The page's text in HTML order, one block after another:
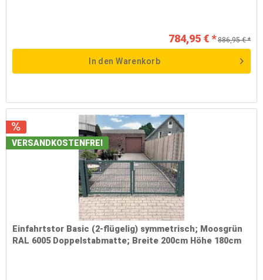
784,95 € * 886,95 € *
In den Warenkorb
VERSANDKOSTENFREI
Einfahrtstor Basic (2-flügelig) symmetrisch; Moosgrün
RAL 6005 Doppelstabmatte; Breite 200cm Höhe 180cm